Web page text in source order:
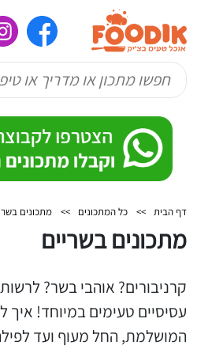
דף הבית >> כל המתכונים >> מתכונים
מתכונים בשריים
קרניבורים? אוהבי בשר?
עסיסיים טעימים במיוחד!
המושלמת, החל מעוף ועד